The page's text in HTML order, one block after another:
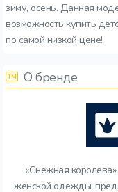
зиму, осень. Данная
возможность купить
по самой низкой цене!
О бренде
«Снежная
женской одежды,